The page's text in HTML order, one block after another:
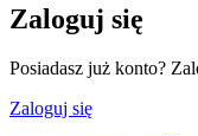
Zaloguj się
Posiadasz już konto?
Zaloguj się